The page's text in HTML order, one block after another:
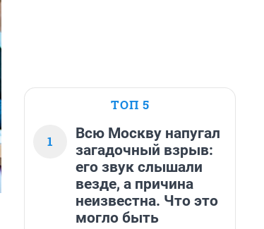
ТОП 5
1
Всю Москву напугал
загадочный взрыв:
его звук слышали
везде, а причина
неизвестна. Что это
могло быть